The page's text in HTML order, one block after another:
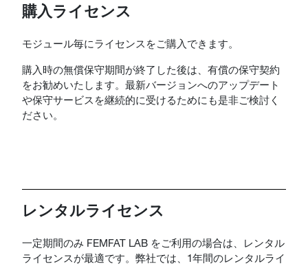
購入ライセンス
モジュール毎にライセンスをご購入できます。
購入時の無償保守期間が終了した後は、有償の保守契約
をお勧めいたします。最新バージョンへのアップデート
や保守サービスを継続的に受けるためにも是非ご検討く
ださい。
レンタルライセンス
一定期間のみ FEMFAT LAB をご利用の場合は、レンタル
ライセンスが最適です。弊社では、1年間のレンタルライ